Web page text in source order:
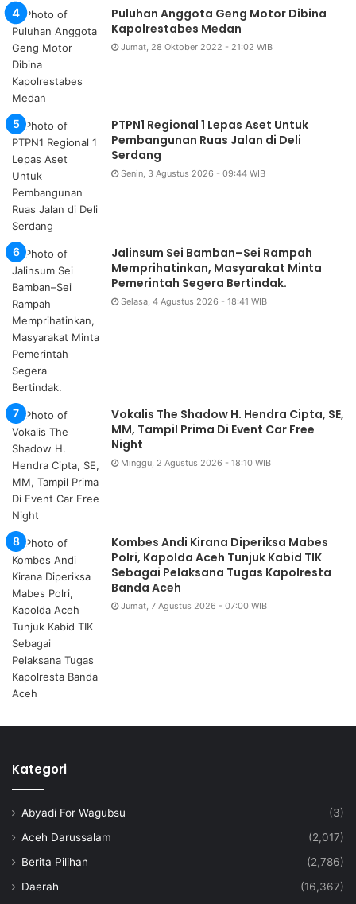
Puluhan Anggota Geng Motor Dibina
Kapolrestabes Medan
Jumat, 28 Oktober 2022 - 21:02 WIB
PTPN1 Regional 1 Lepas Aset Untuk
Pembangunan Ruas Jalan di Deli
Serdang
Senin, 3 Agustus 2026 - 09:44 WIB
Jalinsum Sei Bamban–Sei Rampah
Memprihatinkan, Masyarakat Minta
Pemerintah Segera Bertindak.
Selasa, 4 Agustus 2026 - 18:41 WIB
Vokalis The Shadow H. Hendra Cipta, SE,
MM, Tampil Prima Di Event Car Free
Night
Minggu, 2 Agustus 2026 - 18:10 WIB
Kombes Andi Kirana Diperiksa Mabes
Polri, Kapolda Aceh Tunjuk Kabid TIK
Sebagai Pelaksana Tugas Kapolresta
Banda Aceh
Jumat, 7 Agustus 2026 - 07:00 WIB
Kategori
Abyadi For Wagubsu
(3)
Aceh Darussalam
(2,017)
Berita Pilihan
(2,786)
Daerah
(16,367)